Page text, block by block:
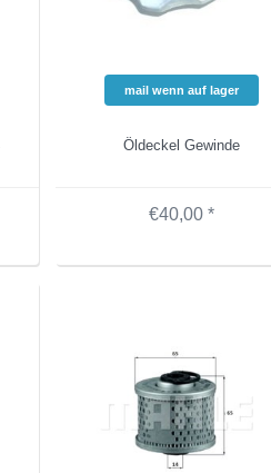
mail wenn auf lager
Öldeckel Gewinde
€40,00 *